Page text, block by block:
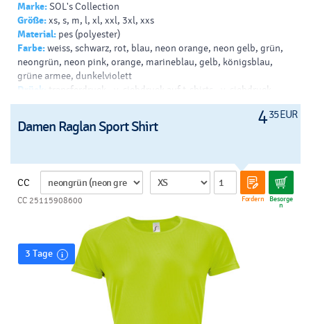
Marke:SOL's Collection
Größe:xs, s, m, l, xl, xxl, 3xl, xxs
Material: pes (polyester)
Farbe:weiss, schwarz, rot, blau, neon orange, neon gelb, grün,
neongrün, neon pink, orange, marineblau, gelb, königsblau,
grüne armee, dunkelviolett
Drück:
transferdruck - v, siebdruck auf t-shirts - v, siebdruck -
helles t-shirt - b, siebdruck - dunkles t-shirt - b
435 EUR
Damen Raglan Sport Shirt
CC
Fordern Besorge
n
CC 25115908600
3 Tage